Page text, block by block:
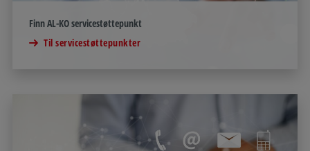
Finn AL-KO servicestøttepunkt
Til servicestøttepunkter